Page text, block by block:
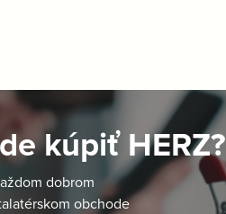
kúpiť HERZ?
dobrom
obchode